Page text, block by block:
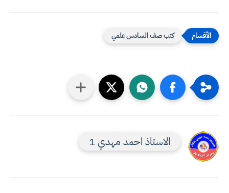
كتب صف السادس علمي
الاستاذ احمد مهدي 1